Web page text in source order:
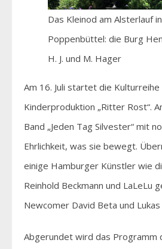
Das Kleinod am Alsterlauf in
Poppenbüttel: die Burg
H. J. und M. Hager
Am 16. Juli startet die
Kinderproduktion „Ritter Rost“.
Band „Jeden Tag Silvester“ mit
Ehrlichkeit, was sie bewegt.
einige Hamburger Künstler wie
Reinhold Beckmann und LaLeLu
Newcomer David Beta und
Abgerundet wird das Programm